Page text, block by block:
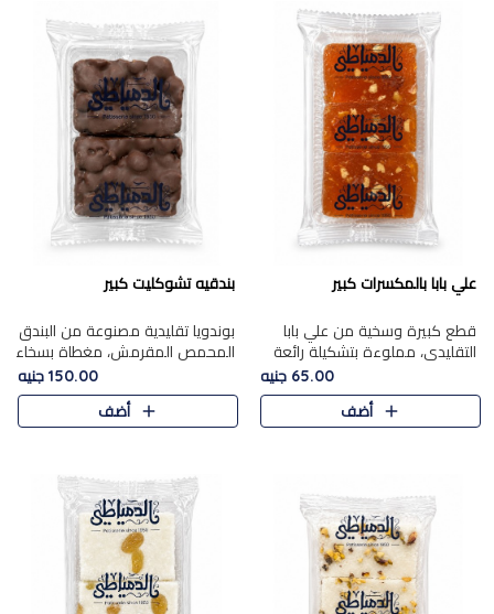
علي بابا بالمكسرات كبير
قطع كبيرة وسخية من علي بابا
التقليدي، مملوءة بتشكيلة رائعة
من المكسرات المحمصة المحمرة.
65.00 جنيه
أضف
بندقيه تشوكليت كبير
بوندويا تقليدية مصنوعة من البندق
المحمص المقرمش، مغطاة بسخاء
بشوكولاتة فاخرة غنية لتحقيق
التوازن المثالي بين قوام القرمشة
ونكهة الشوكولاتة ا..
150.00 جنيه
أضف